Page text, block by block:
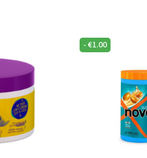
8oz/240ml
- €1.00